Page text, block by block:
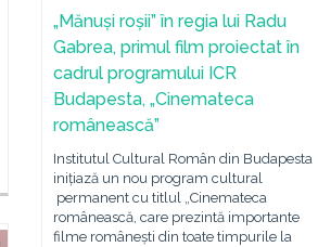
„Mănuși roșii” în regia lui Radu
Gabrea, primul film proiectat în
cadrul programului ICR
Budapesta, „Cinemateca
românească”
Institutul Cultural Român din Budapesta
inițiază un nou program cultural
permanent cu titlul „Cinemateca
românească, care prezintă importante
filme românești din toate timpurile la